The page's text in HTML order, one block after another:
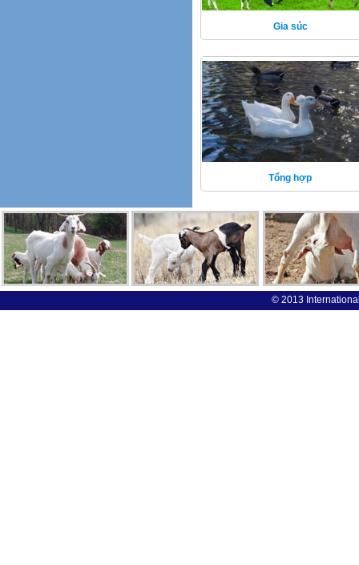
Gia súc
Tổng hợp
© 2013